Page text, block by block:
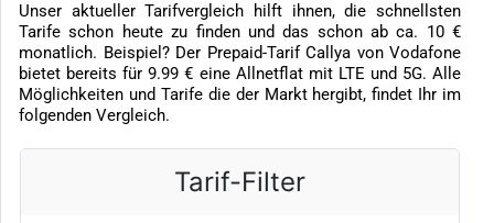
Unser aktueller Tarifvergleich hilft ihnen, die schnellsten
Tarife schon heute zu finden und das schon ab ca. 10 €
monatlich. Beispiel? Der Prepaid-Tarif Callya von Vodafone
bietet bereits für 9.99 € eine Allnetflat mit LTE und 5G. Alle
Möglichkeiten und Tarife die der Markt hergibt, findet Ihr im
folgenden Vergleich.